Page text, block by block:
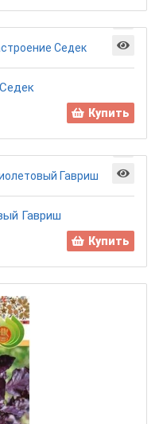
Купить
Гавриш
Купить